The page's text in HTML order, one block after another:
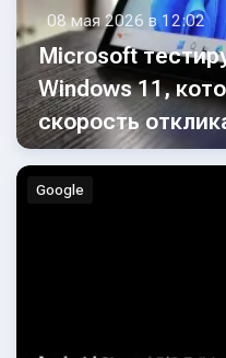
08 мая 2026 в 12:02
Microsoft
Windows 11,
скорость
Google